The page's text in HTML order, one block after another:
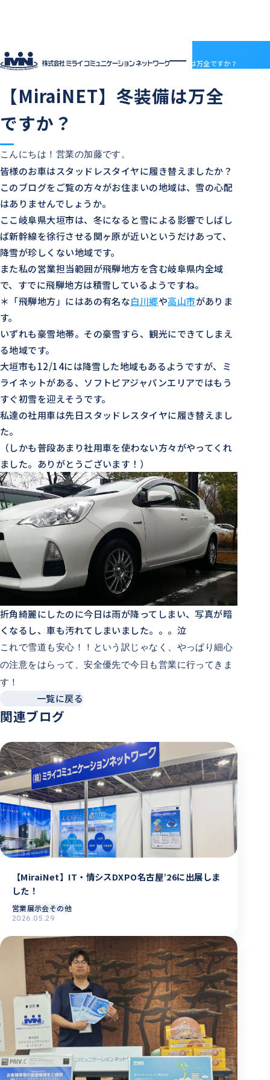
企業情報
企業情報トップ
会社概要
電子決済等代行業について
沿革
部門紹介
アクセス
サービス
サービストップ
ドメインセンター
Mirai DC
LGWAN接続サービス
BSN(ミライ・ビジネスサポートネットワーク)
ミライネット
受発注管理アプリ「惣菜EX」
国際標準デジタルインボイス対応「PeppoLink」
採用情報
ABOUT MIRAI
INTERVIEW
ENTRY
アクセス
お知らせ
お問い合わせ
プロバイダー・レンタルサーバー代理店
契約約款
他社商標について
社員ブログ
HOME 社員ブログ 【MiraiNET】冬装備は万全ですか？
【MiraiNET】冬装備は万全
ですか？
こんにちは！営業の加藤です。
皆様のお車はスタッドレスタイヤに履き替えましたか？
このブログをご覧の方々がお住まいの地域は、雪の心配
はありませんでしょうか。
ここ岐阜県大垣市は、冬になると雪による影響でしばし
ば新幹線を徐行させる関ヶ原が近いというだけあって、
降雪が珍しくない地域です。
また私の営業担当範囲が飛騨地方を含む岐阜県内全域
で、すでに飛騨地方は積雪しているようですね。
＊「飛騨地方」にはあの有名な白川郷や高山市がありま
す。
いずれも豪雪地帯。その豪雪すら、観光にできてしまえ
る地域です。
大垣市も12/14には降雪した地域もあるようですが、ミ
ライネットがある、ソフトピアジャパンエリアではもう
すぐ初雪を迎えそうです。
私達の社用車は先日スタッドレスタイヤに履き替えまし
た。
（しかも普段あまり社用車を使わない方々がやってくれ
ました。ありがとうございます！）
折角綺麗にしたのに今日は雨が降ってしまい、写真が暗
くなるし、車も汚れてしまいました。。。泣
これで雪道も安心！！という訳じゃなく、やっぱり細心
の注意をはらって、安全優先で今日も営業に行ってきま
す！
一覧に戻る
関連ブログ
【MiraiNet】IT・情シスDXPO名古屋’26に出展しま
した！
営業展示会その他
2026.05.29